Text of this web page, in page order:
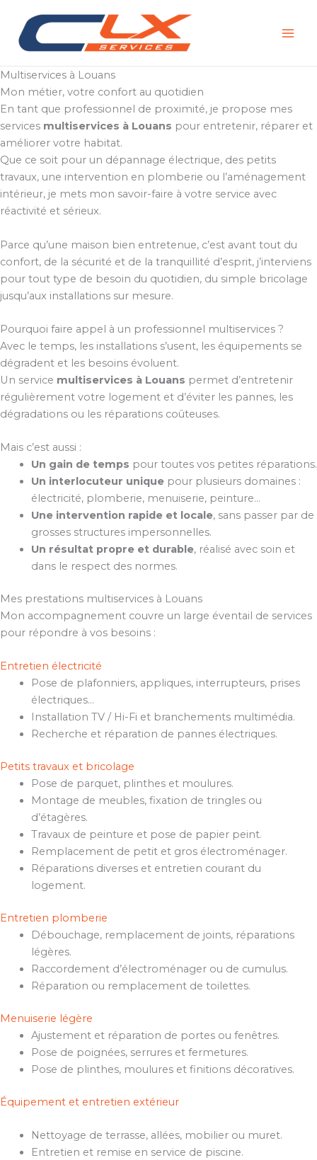
contenu
Multiservices à Louans
Mon métier, votre confort au quotidien
En tant que professionnel de proximité, je propose mes
services multiservices à Louans pour entretenir, réparer et
améliorer votre habitat.
Que ce soit pour un dépannage électrique, des petits
travaux, une intervention en plomberie ou l’aménagement
intérieur, je mets mon savoir-faire à votre service avec
réactivité et sérieux.
Parce qu’une maison bien entretenue, c’est avant tout du
confort, de la sécurité et de la tranquillité d’esprit, j’interviens
pour tout type de besoin du quotidien, du simple bricolage
jusqu’aux installations sur mesure.
Pourquoi faire appel à un professionnel multiservices ?
Avec le temps, les installations s’usent, les équipements se
dégradent et les besoins évoluent.
Un service multiservices à Louans permet d’entretenir
régulièrement votre logement et d’éviter les pannes, les
dégradations ou les réparations coûteuses.
Mais c’est aussi :
Un gain de temps pour toutes vos petites réparations.
Un interlocuteur uniquepour plusieurs domaines :
électricité, plomberie, menuiserie, peinture…
Une intervention rapide et locale, sans passer par de
grosses structures impersonnelles.
Un résultat propre et durable, réalisé avec soin et
dans le respect des normes.
Mes prestations multiservices à Louans
Mon accompagnement couvre un large éventail de services
pour répondre à vos besoins :
Entretien électricité
Pose de plafonniers, appliques, interrupteurs, prises
électriques…
Installation TV / Hi-Fi et branchements multimédia.
Recherche et réparation de pannes électriques.
Petits travaux et bricolage
Pose de parquet, plinthes et moulures.
Montage de meubles, fixation de tringles ou
d’étagères.
Travaux de peinture et pose de papier peint.
Remplacement de petit et gros électroménager.
Réparations diverses et entretien courant du
logement.
Entretien plomberie
Débouchage, remplacement de joints, réparations
légères.
Raccordement d’électroménager ou de cumulus.
Réparation ou remplacement de toilettes.
Menuiserie légère
Ajustement et réparation de portes ou fenêtres.
Pose de poignées, serrures et fermetures.
Pose de plinthes, moulures et finitions décoratives.
Équipement et entretien extérieur
Nettoyage de terrasse, allées, mobilier ou muret.
Entretien et remise en service de piscine.